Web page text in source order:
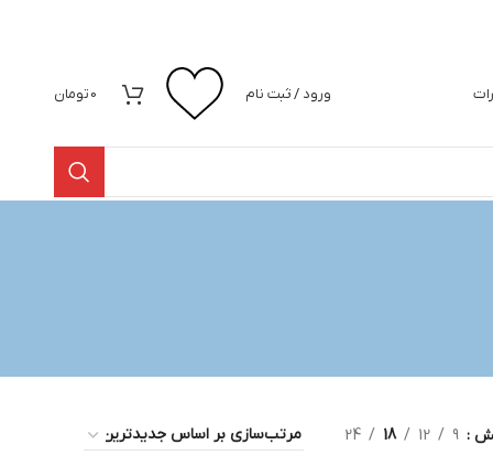
ورود / ثبت نام 0تومان
9
12
18
24